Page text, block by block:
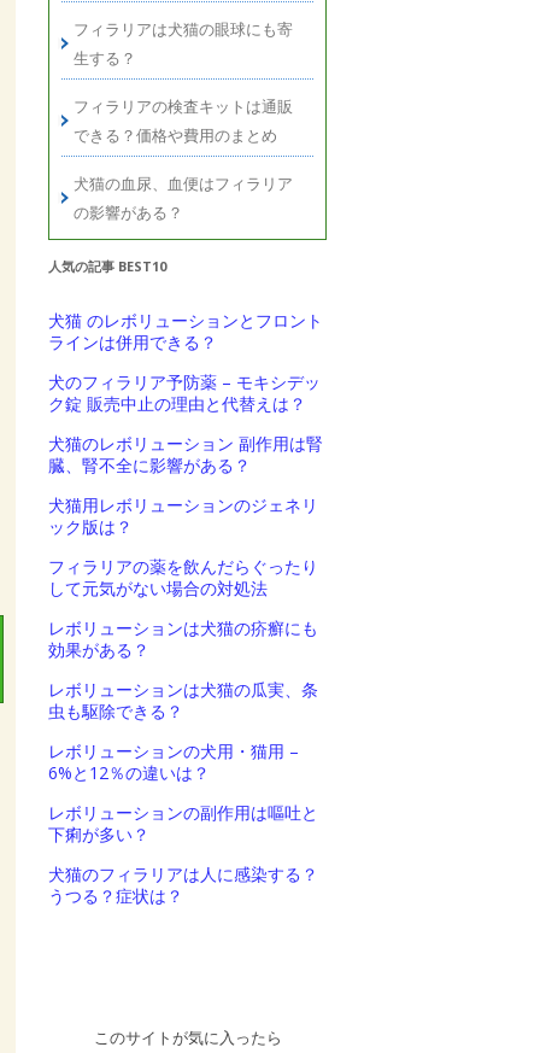
フィラリアは犬猫の眼球にも寄
生する？
フィラリアの検査キットは通販
できる？価格や費用のまとめ
犬猫の血尿、血便はフィラリア
の影響がある？
人気の記事 BEST10
犬猫 のレボリューションとフロント
ラインは併用できる？
犬のフィラリア予防薬 – モキシデッ
ク錠 販売中止の理由と代替えは？
犬猫のレボリューション 副作用は腎
臓、腎不全に影響がある？
犬猫用レボリューションのジェネリ
ック版は？
フィラリアの薬を飲んだらぐったり
して元気がない場合の対処法
レボリューションは犬猫の疥癬にも
効果がある？
レボリューションは犬猫の瓜実、条
虫も駆除できる？
レボリューションの犬用・猫用 –
6%と12％の違いは？
レボリューションの副作用は嘔吐と
下痢が多い？
犬猫のフィラリアは人に感染する？
うつる？症状は？
このサイトが気に入ったら